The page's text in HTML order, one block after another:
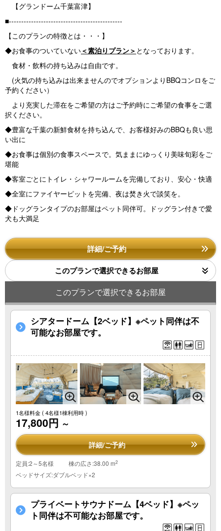
【グランドーム千葉富津】
■----------------------------------------------
【このプランの特徴とは・・・】
◆お食事のついていない＜素泊りプラン＞ となっております。
食材・飲料の持ち込みは自由です。
(火気の持ち込みは出来ませんのでオプションよりBBQコンロをご
予約ください）
より充実した滞在をご希望の方はご予約時にご希望の食事をご選
択ください。
◆豊富な千葉の新鮮食材を持ち込んで、お客様好みのBBQも良い思
い出に
◆お食事は個別の食事スペースで。気ままにゆっくり美味旬彩をご
堪能
◆客室ごとにトイレ・シャワールームを完備しており、安心・快適
◆全室にファイヤーピットを完備、夜は焚き火で談笑を。
◆ドッグランタイプのお部屋はペット同伴可。ドッグラン付きで愛
犬も大満足
詳細/ご予約
このプランで選択できるお部屋
このプランで選択できるお部屋
シアタードーム【2ベッド】※ペット同伴は不
可能なお部屋です。
1名様料金( 4名様1棟利用時 )
17,800円 ～
詳細/ご予約
定員:2～5名様 棟の広さ:38.00 m2
ベッドサイズ:ダブルベッド×2
プライベートサウナドーム【4ベッド】※ペッ
ト同伴は不可能なお部屋です。